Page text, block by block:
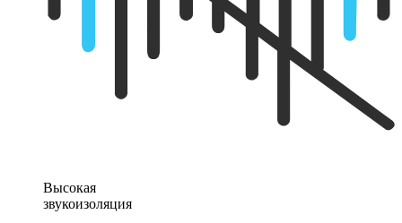
Высокая
звукоизоляция